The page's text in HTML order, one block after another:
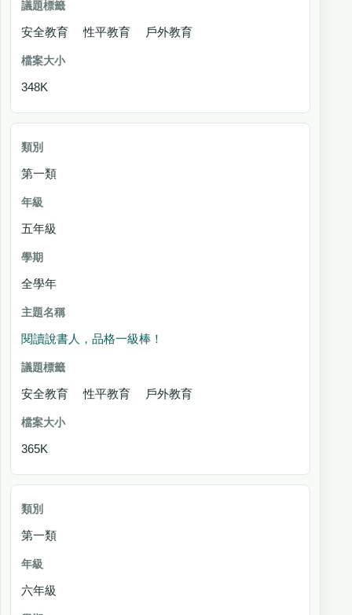
安全教育 性平教育 戶外教育
348K
第一類
五年級
全學年
閱讀說書人，品格一級棒！
安全教育 性平教育 戶外教育
365K
第一類
六年級